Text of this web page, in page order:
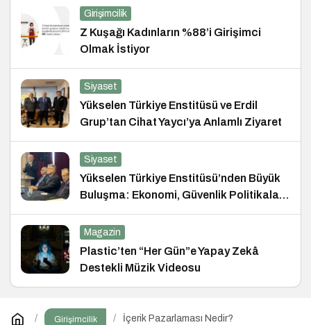
Girişimcilik
Z Kuşağı Kadınların %88’i Girişimci
Olmak İstiyor
Siyaset
Yükselen Türkiye Enstitüsü ve Erdil
Grup’tan Cihat Yaycı’ya Anlamlı Ziyaret
Siyaset
Yükselen Türkiye Enstitüsü’nden Büyük
Buluşma: Ekonomi, Güvenlik Politikaları
ve Hukuk Konferansı
Magazin
Plastic’ten “Her Gün”e Yapay Zekâ
Destekli Müzik Videosu
Girişimcilik İçerik Pazarlaması Nedir?